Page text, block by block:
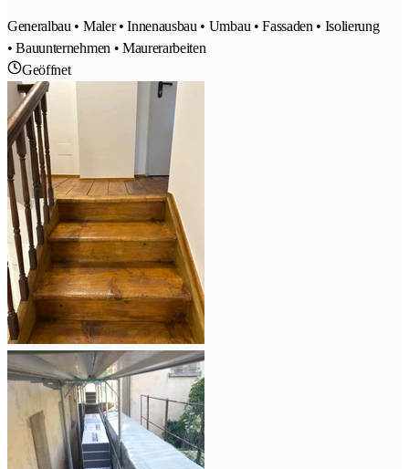
Generalbau • Maler • Innenausbau • Umbau • Fassaden • Isolierung
• Bauunternehmen • Maurerarbeiten
Geöffnet